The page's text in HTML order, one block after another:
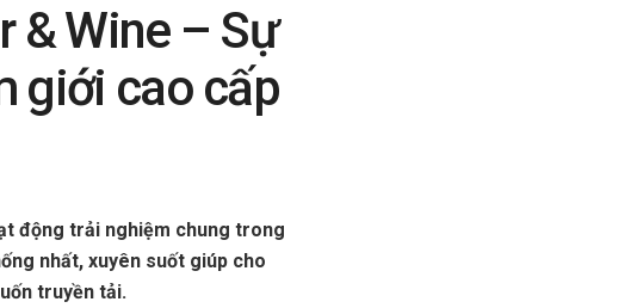
& Wine – Sự
giới cao cấp
động trải nghiệm chung trong
nhất, xuyên suốt giúp cho
truyền tải.